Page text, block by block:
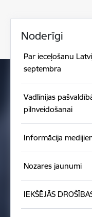
Noderīgi
Par ieceļošanu
septembra
Vadlīnijas
pilnveidošanai
Informācija
Nozares jaunumi
IEKŠĒJĀS